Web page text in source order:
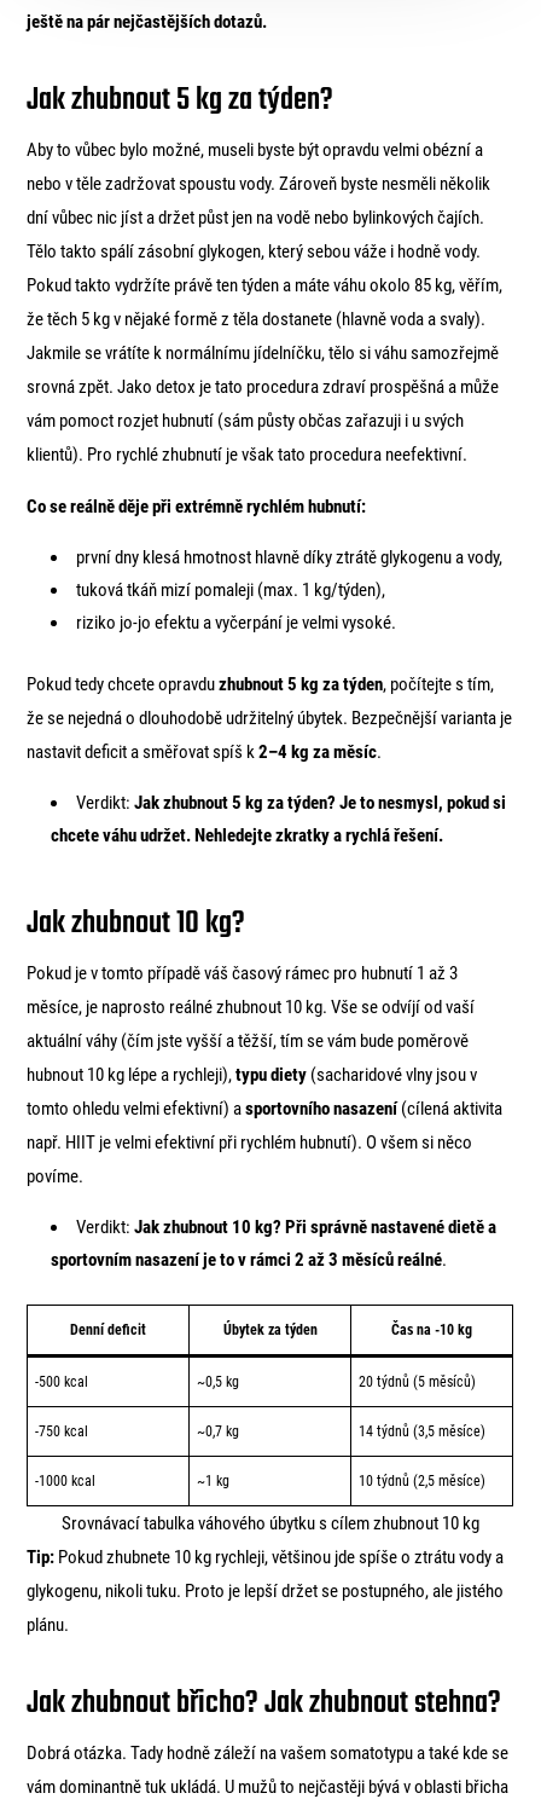
ještě na pár nejčastějších dotazů.
Jak zhubnout 5 kg za týden?
Aby to vůbec bylo možné, museli byste být opravdu velmi obézní a
nebo v těle zadržovat spoustu vody. Zároveň byste nesměli několik
dní vůbec nic jíst a držet půst jen na vodě nebo bylinkových čajích.
Tělo takto spálí zásobní glykogen, který sebou váže i hodně vody.
Pokud takto vydržíte právě ten týden a máte váhu okolo 85 kg, věřím,
že těch 5 kg v nějaké formě z těla dostanete (hlavně voda a svaly).
Jakmile se vrátíte k normálnímu jídelníčku, tělo si váhu samozřejmě
srovná zpět. Jako detox je tato procedura zdraví prospěšná a může
vám pomoct rozjet hubnutí (sám půsty občas zařazuji i u svých
klientů). Pro rychlé zhubnutí je však tato procedura neefektivní.
Co se reálně děje při extrémně rychlém hubnutí:
první dny klesá hmotnost hlavně díky ztrátě glykogenu a vody,
tuková tkáň mizí pomaleji (max. 1 kg/týden),
riziko jo-jo efektu a vyčerpání je velmi vysoké.
Pokud tedy chcete opravduzhubnout 5 kg za týden, počítejte s tím,
že se nejedná o dlouhodobě udržitelný úbytek. Bezpečnější varianta je
nastavit deficit a směřovat spíš k2–4 kg za měsíc.
Verdikt:Jak zhubnout 5 kg za týden? Je to nesmysl, pokud si
chcete váhu udržet. Nehledejte zkratky a rychlá řešení.
Jak zhubnout 10 kg?
Pokud je v tomto případě váš časový rámec pro hubnutí 1 až 3
měsíce, je naprosto reálné zhubnout 10 kg. Vše se odvíjí od vaší
aktuální váhy (čím jste vyšší a těžší, tím se vám bude poměrově
hubnout 10 kg lépe a rychleji),typu diety (sacharidové vlny jsou v
tomto ohledu velmi efektivní) asportovního nasazení(cílená aktivita
např. HIIT je velmi efektivní při rychlém hubnutí). O všem si něco
povíme.
Verdikt:Jak zhubnout 10 kg? Při správně nastavené dietě a
sportovním nasazení je to v rámci 2 až 3 měsíců reálné.
Denní deficit Úbytek za týden Čas na -10 kg
-500 kcal ~0,5 kg 20 týdnů (5 měsíců)
-750 kcal ~0,7 kg 14 týdnů (3,5 měsíce)
-1000 kcal ~1 kg 10 týdnů (2,5 měsíce)
Srovnávací tabulka váhového úbytku s cílem zhubnout 10 kg
Tip: Pokud zhubnete 10 kg rychleji, většinou jde spíše o ztrátu vody a
glykogenu, nikoli tuku. Proto je lepší držet se postupného, ale jistého
plánu.
Jak zhubnout břicho? Jak zhubnout stehna?
Dobrá otázka. Tady hodně záleží na vašem somatotypu a také kde se
vám dominantně tuk ukládá. U mužů to nejčastěji bývá v oblasti břicha